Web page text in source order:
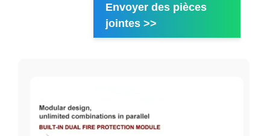
Envoyer des pièces
jointes >>